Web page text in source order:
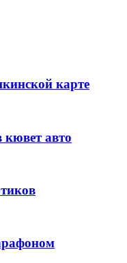
карте
кювет авто